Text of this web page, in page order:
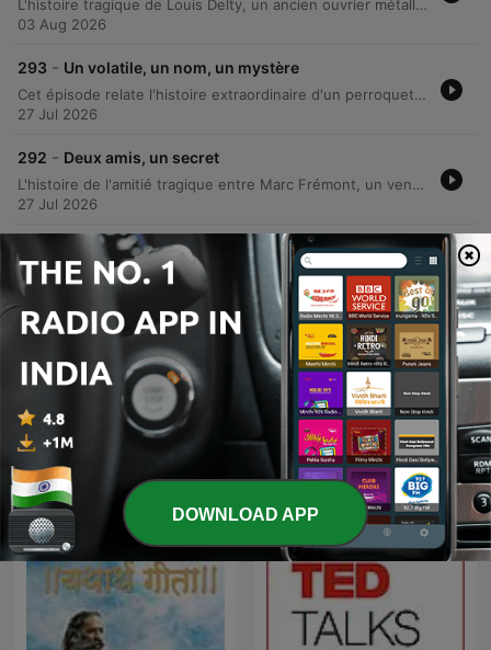
L'histoire tragique de Louis Delty, un ancien ouvrier métallurgiste wallon dont la vie a basculé dans une spirale de vengeance et de démence. Après avoir été spolié de sa maison par sa propre mère, Madeleine, qui l'avait secrètement cédée à sa petite-fille, Delty s'est retrouvé isolé et ruiné, rejeté par le reste de sa famille. Utilisant son expertise acquise dans les arsenaux britanniques durant la Seconde Guerre mondiale, il a transformé son domicile en un véritable champ de mines composé de vingt pièges explosifs sophistiqués. L'épisode retrace la mise en place de ce plan machiavélique, de la fabrication des mécanismes artisanaux à l'installation d'engins chimiques et pyrotechniques dissimulés dans les murs et le mobilier. Le récit culmine avec l'accident fatal survenu lors de la tentative de perfectionnement de son dernier piège, révélant une fin aussi brutale que calculée.
03 Aug 2026
293 - Un volatile, un nom, un mystère
Cet épisode relate l'histoire extraordinaire d'un perroquet gris à queue verte apparu de manière inattendue dans le quartier d'un policier à Tokyo en 2007. L'oiseau, nommé Mickey, surprend son nouveau compagnon en sifflant une comptante familiale avant de devenir une véritable attraction locale grâce à ses capacités d'imitation. Le récit prend une dimension mystérieuse lorsque l'animal commence à répéter un nom et une adresse précise. La quête de la famille Soto pour vérifier ces informations mène à une rencontre bouleversante avec la véritable propriétaire de l'oiseau, soulevant des questions fascinantes sur l'intelligence et l'instinct de cet animal égaré.
27 Jul 2026
292 - Deux amis, un secret
L'histoire de l'amitié tragique entre Marc Frémont, un vendeur de drogerie au double visage, et Paul Chacquin, un mécanicien de casse automobile. Ce qui commence comme une amitié sincère née du service militaire se transforme en un plan criminel audacieux pour sauver la boutique de l'employé en simulant un accident de voiture. Le récit détaille la mise en place d'une manœuvre de sauvetage orchestrée par les deux complices, surnommés Marco et Polo. Cependant, une erreur de calcul lors de l'exécution du plan transforme le sauvetage en un homicide involontaire, menant les deux hommes devant la justice et à une condamnation au bagne de l'île du Diable.
27 Jul 2026
Espionnage ou malentendu ? L'affaire Molaison
Cette histoire raconte l'aventure rocambolesque du commandant de cavalerie Charles Urbain Molléon-Ducoudray et de son épouse Garance lors d'un passage à la frontière pendant la Grande Guerre. Suite à une mésaventure dans des toilettes publiques insalubres, Madame de Coudray se retrouve suspectée d'espionnage par les autorités douanières en raison de marques mystérieuses apparues sur sa peau. L'épisode détaille l'escalade de la situation, de la fouille corporelle humiliante à l'intervention du contre-espionnage et des photographes judiciaires, jusqu'à la tentative de réparation juridique qui vire au scandale public. Une chronique sur les quiproquos entre noblesse déclinante, patriotisme exacerbé et traces d'encre indélébiles.
20 Jul 2026
Show more episodes
More Society & Culture podcasts
See all
DOWNLOAD APP